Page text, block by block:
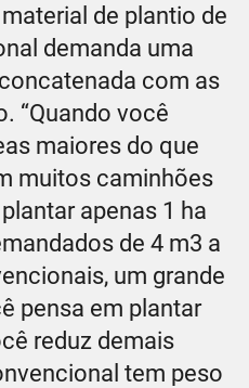
de plantio de
demanda uma
com as
“Quando você
maiores do que
muitos caminhões
apenas 1 ha
de 4 m3 a
um grande
pensa em plantar
reduz demais
tem peso